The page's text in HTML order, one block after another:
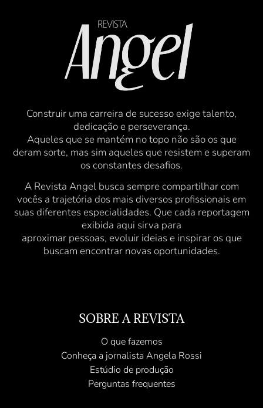
Construir uma carreira de sucesso exige talento,
dedicação e perseverança.
Aqueles que se mantém no topo não são os que
deram sorte, mas sim aqueles que resistem e superam
os constantes desafios.
A Revista Angel busca sempre compartilhar com
vocês a trajetória dos mais diversos profissionais em
suas diferentes especialidades. Que cada reportagem
exibida aqui sirva para
aproximar pessoas, evoluir ideias e inspirar os que
buscam encontrar novas oportunidades.
SOBRE A REVISTA
O que fazemos
Conheça a jornalista Angela Rossi
Estúdio de produção
Perguntas frequentes